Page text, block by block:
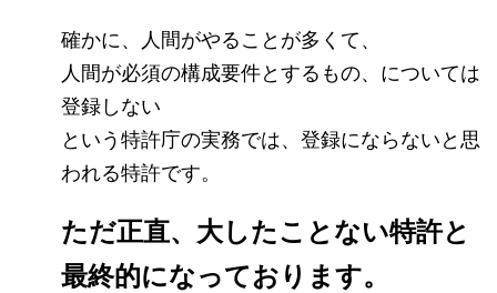
確かに、人間がやることが多くて、
人間が必須の構成要件とするもの、については
登録しない
という特許庁の実務では、登録にならないと思
われる特許です。
ただ正直、大したことない特許と
最終的になっております。